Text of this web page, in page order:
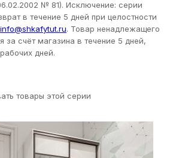
№ 81). Исключение: серии
в течение 5 дней при целостности
info@shkafytut.ru. Товар ненадлежащего
за счёт магазина в течение 5 дней,
дней.
товары этой серии